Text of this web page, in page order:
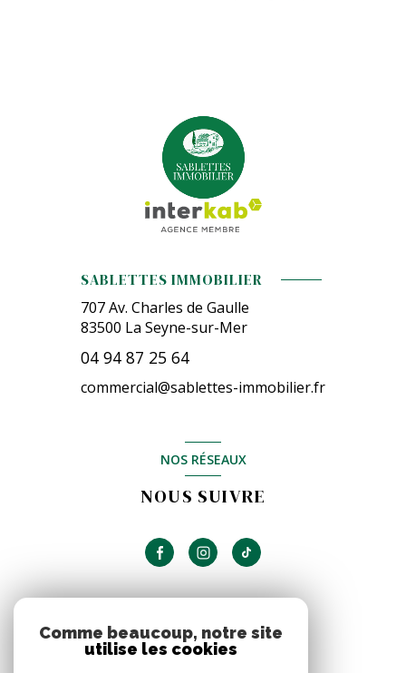
SABLETTES IMMOBILIER
707 Av. Charles de Gaulle
83500 La Seyne-sur-Mer
04 94 87 25 64
commercial@sablettes-immobilier.fr
NOS RÉSEAUX
NOUS SUIVRE
NOUS ADHÉRONS
Comme beaucoup, notre site
utilise les cookies